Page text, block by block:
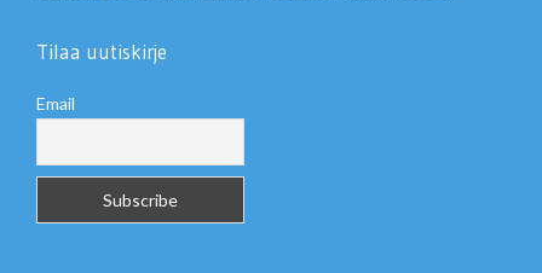
Tilaa uutiskirje
Email